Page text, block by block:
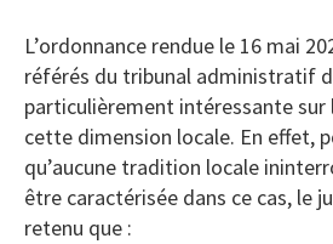
L’ordonnance rendue le 16 mai
référés du tribunal administratif
particulièrement intéressante sur
cette dimension locale. En effet,
qu’aucune tradition locale
être caractérisée dans ce cas, le
retenu que :